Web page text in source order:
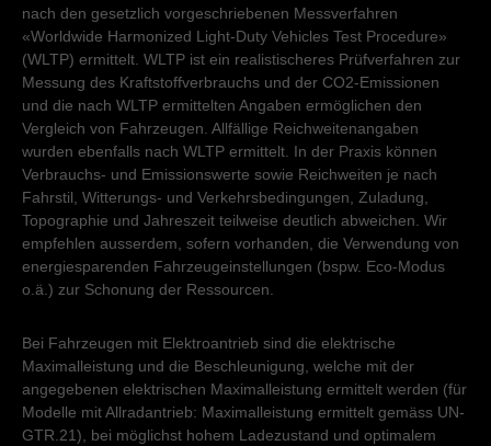
nach den gesetzlich vorgeschriebenen Messverfahren
«Worldwide Harmonized Light-Duty Vehicles Test Procedure»
(WLTP) ermittelt. WLTP ist ein realistischeres Prüfverfahren zur
Messung des Kraftstoffverbrauchs und der CO2-Emissionen
und die nach WLTP ermittelten Angaben ermöglichen den
Vergleich von Fahrzeugen. Allfällige Reichweitenangaben
wurden ebenfalls nach WLTP ermittelt. In der Praxis können
Verbrauchs- und Emissionswerte sowie Reichweiten je nach
Fahrstil, Witterungs- und Verkehrsbedingungen, Zuladung,
Topographie und Jahreszeit teilweise deutlich abweichen. Wir
empfehlen ausserdem, sofern vorhanden, die Verwendung von
energiesparenden Fahrzeugeinstellungen (bspw. Eco-Modus
o.ä.) zur Schonung der Ressourcen.
Bei Fahrzeugen mit Elektroantrieb sind die elektrische
Maximalleistung und die Beschleunigung, welche mit der
angegebenen elektrischen Maximalleistung ermittelt werden (für
Modelle mit Allradantrieb: Maximalleistung ermittelt gemäss UN-
GTR.21), bei möglichst hohem Ladezustand und optimalem